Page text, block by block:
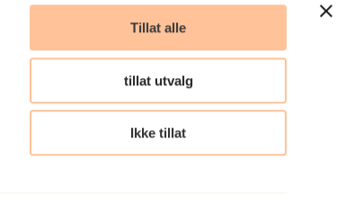
Tillat alle
tillat utvalg
Ikke tillat
Sosiale medier
Facebook
LinkedIn